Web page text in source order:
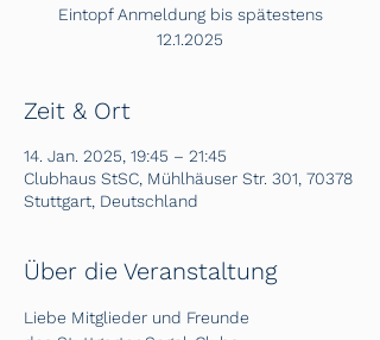
Eintopf Anmeldung bis spätestens
12.1.2025
Zeit & Ort
14. Jan. 2025, 19:45 – 21:45
Clubhaus StSC, Mühlhäuser Str. 301, 70378
Stuttgart, Deutschland
Über die Veranstaltung
Liebe Mitglieder und Freunde